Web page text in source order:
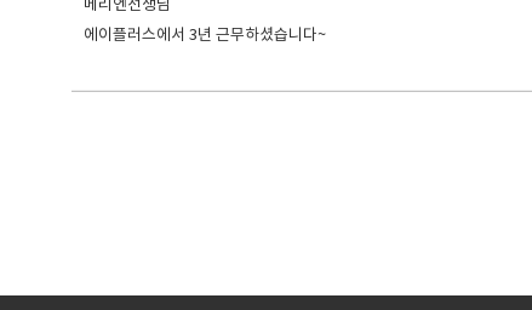
메리엔선생님
에이플러스에서 3년 근무하셨습니다~